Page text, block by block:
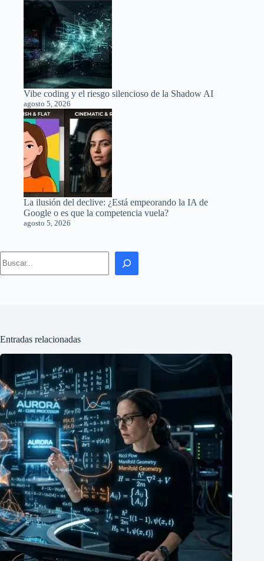
Vibe coding y el riesgo silencioso de la Shadow AI
agosto 5, 2026
La ilusión del declive: ¿Está empeorando la IA de
Google o es que la competencia vuela?
agosto 5, 2026
Entradas relacionadas